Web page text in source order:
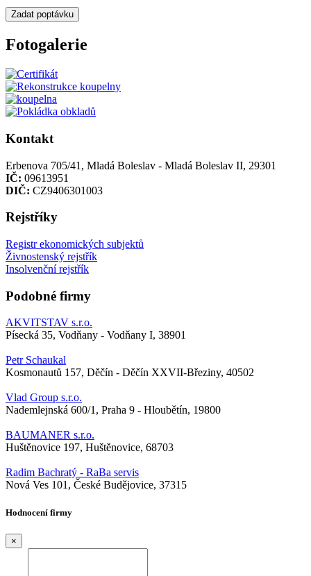
Zadat poptávku
Fotogalerie
Kontakt
Erbenova 705/41, Mladá Boleslav - Mladá Boleslav II, 29301
IČ: 09613951
DIČ: CZ9406301003
Rejstříky
Registr ekonomických subjektů
Živnostenský rejstřík
Insolvenční rejstřík
Podobné firmy
AKVITSTAV s.r.o.
Písecká 35, Vodňany - Vodňany I, 38901
Petr Schaukal
Kosmonautů 157, Děčín - Děčín XXVII-Březiny, 40502
Vlad Group s.r.o.
Nademlejnská 600/1, Praha 9 - Hloubětín, 19800
BAUMANER s.r.o.
Huštěnovice 197, Huštěnovice, 68703
Radim Bachratý - RaBa servis
Nová Ves 101, České Budějovice, 37315
Hodnocení firmy
×